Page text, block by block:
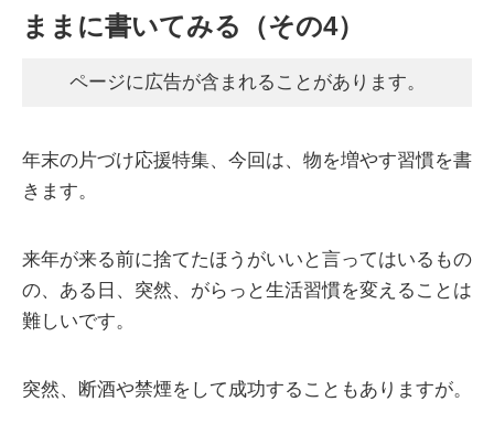
ままに書いてみる（その4）
ページに広告が含まれることがあります。
年末の片づけ応援特集、今回は、物を増やす習慣を書
きます。
来年が来る前に捨てたほうがいいと言ってはいるもの
の、ある日、突然、がらっと生活習慣を変えることは
難しいです。
突然、断酒や禁煙をして成功することもありますが。